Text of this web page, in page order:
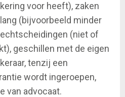
voor heeft), zaken
(bijvoorbeeld minder
(niet of
geschillen met de eigen
tenzij een
wordt ingeroepen,
van advocaat.